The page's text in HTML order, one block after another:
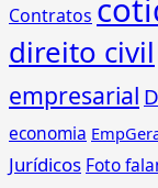
Contratos
direito civil
empresarial
economia
Jurídicos Foto